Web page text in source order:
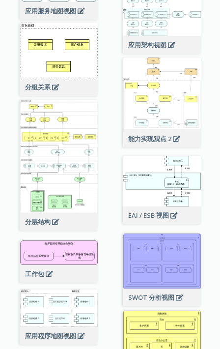
应用服务地图视图
应用架构视图
分组关系
能力实现观点 2
分层结构
EAI / ESB 视图
SWOT 分析视图
工作包
应用程序地图视图